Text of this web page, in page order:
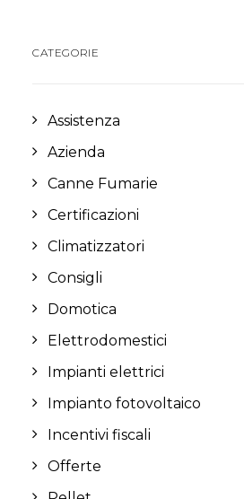
CATEGORIE
Assistenza
Azienda
Canne Fumarie
Certificazioni
Climatizzatori
Consigli
Domotica
Elettrodomestici
Impianti elettrici
Impianto fotovoltaico
Incentivi fiscali
Offerte